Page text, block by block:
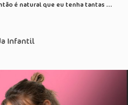
é natural que eu tenha tantas …
Infantil